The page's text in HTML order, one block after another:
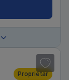
Proprietar